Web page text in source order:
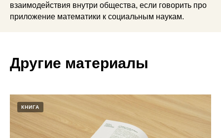
взаимодействия внутри общества, если говорить про
приложение математики к социальным наукам.
Другие материалы
КНИГА